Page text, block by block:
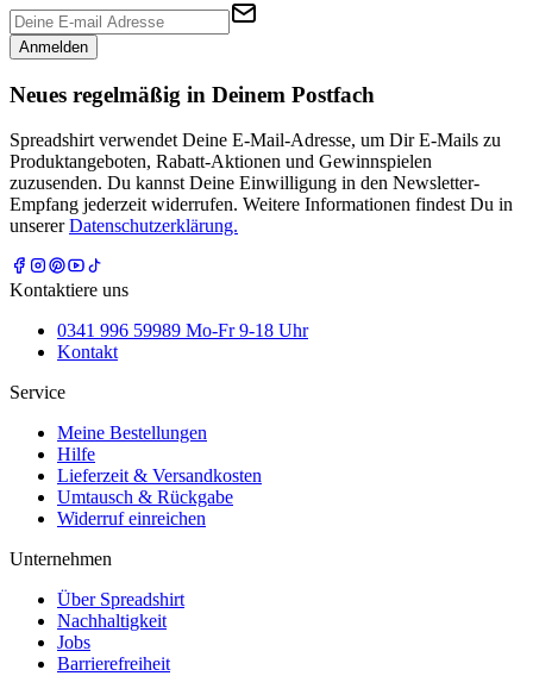
Anmelden
Neues regelmäßig in Deinem Postfach
Spreadshirt verwendet Deine E-Mail-Adresse, um Dir E-Mails zu
Produktangeboten, Rabatt-Aktionen und Gewinnspielen
zuzusenden. Du kannst Deine Einwilligung in den Newsletter-
Empfang jederzeit widerrufen. Weitere Informationen findest Du in
unsererDatenschutzerklärung.
Kontaktiere uns
0341 996 59989 Mo-Fr 9-18 Uhr
Kontakt
Service
Meine Bestellungen
Hilfe
Lieferzeit & Versandkosten
Umtausch & Rückgabe
Widerruf einreichen
Unternehmen
Über Spreadshirt
Nachhaltigkeit
Jobs
Barrierefreiheit